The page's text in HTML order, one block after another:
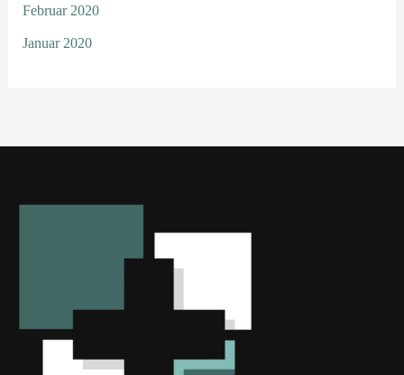
Februar 2020
Januar 2020